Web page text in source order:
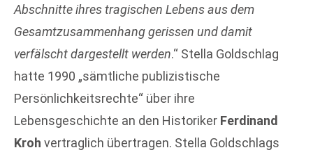
Abschnitte ihres tragischen Lebens aus dem
Gesamtzusammenhang gerissen und damit
verfälscht dargestellt werden.“ Stella Goldschlag
hatte 1990 „sämtliche publizistische
Persönlichkeitsrechte“ über ihre
Lebensgeschichte an den Historiker Ferdinand
Kroh vertraglich übertragen. Stella Goldschlags